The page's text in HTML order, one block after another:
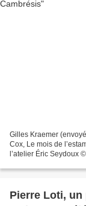
Gilles Kraemer
Cox, Le mois de
l’atelier Éric Seydoux
​​​​​​​Pierre Loti, un